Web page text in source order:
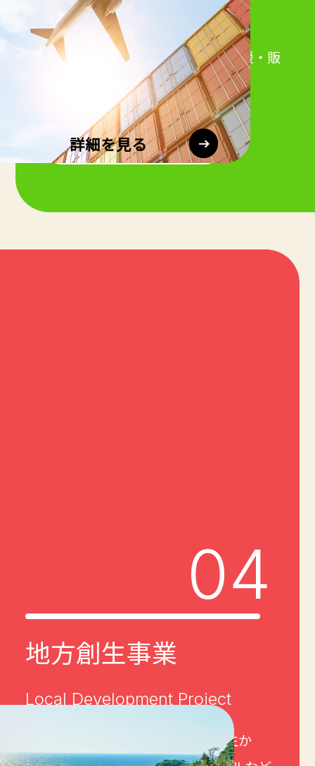
sales business
海外ネットワークによる輸出入支援・販
詳細を見る
04
地方創生事業
Local Development Project
地域産品を当社の物流インフラを生か